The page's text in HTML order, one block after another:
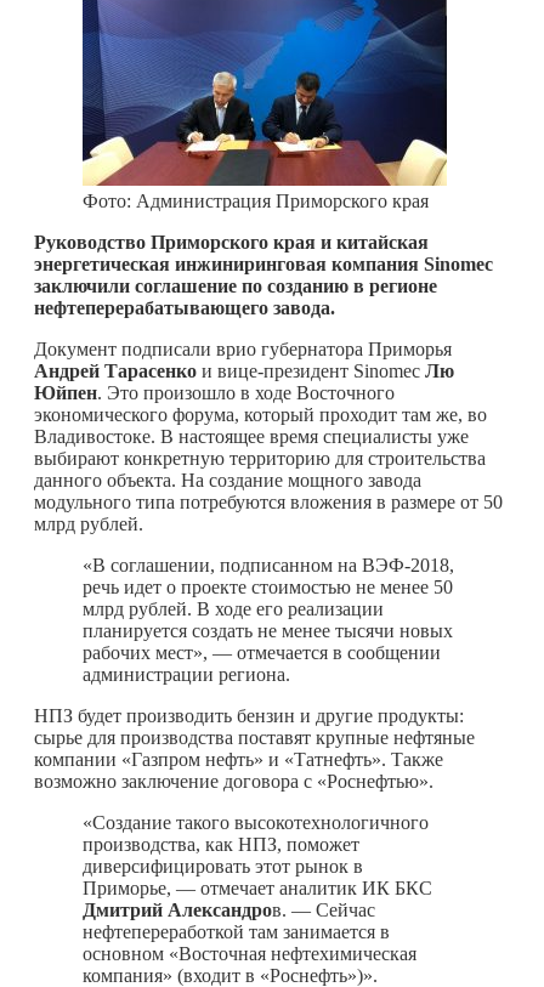
Фото: Администрация Приморского края
Руководство Приморского края и китайская
энергетическая инжиниринговая компания Sinomec
заключили соглашение по созданию в регионе
нефтеперерабатывающего завода.
Документ подписали врио губернатора Приморья
Андрей Тарасенко и вице-президент Sinomec Лю
Юйпен. Это произошло в ходе Восточного
экономического форума, который проходит там же, во
Владивостоке. В настоящее время специалисты уже
выбирают конкретную территорию для строительства
данного объекта. На создание мощного завода
модульного типа потребуются вложения в размере от 50
млрд рублей.
«В соглашении, подписанном на ВЭФ-2018,
речь идет о проекте стоимостью не менее 50
млрд рублей. В ходе его реализации
планируется создать не менее тысячи новых
рабочих мест», — отмечается в сообщении
администрации региона.
НПЗ будет производить бензин и другие продукты:
сырье для производства поставят крупные нефтяные
компании «Газпром нефть» и «Татнефть». Также
возможно заключение договора с «Роснефтью».
«Создание такого высокотехнологичного
производства, как НПЗ, поможет
диверсифицировать этот рынок в
Приморье, — отмечает аналитик ИК БКC
Дмитрий Александров. — Сейчас
нефтепереработкой там занимается в
основном «Восточная нефтехимическая
компания» (входит в «Роснефть»)».